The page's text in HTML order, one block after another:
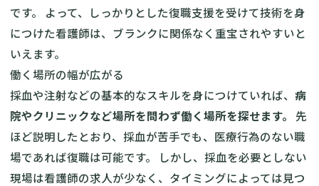
です。 よって、しっかりとした復職支援を受けて技術を身
につけた看護師は、ブランクに関係なく重宝されやすいと
いえます。
働く場所の幅が広がる
採血や注射などの基本的なスキルを身につけていれば、 病
院やクリニックなど場所を問わず働く場所を探せます。
先
ほど説明したとおり、採血が苦手でも、医療行為のない職
場であれば復職は可能です。 しかし、採血を必要としない
現場は看護師の求人が少なく、タイミングによっては見つ